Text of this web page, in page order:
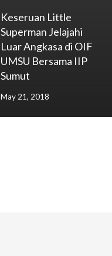
Keseruan Little
Superman Jelajahi
Luar Angkasa di OIF
UMSU Bersama IIP
Sumut
May 21, 2018